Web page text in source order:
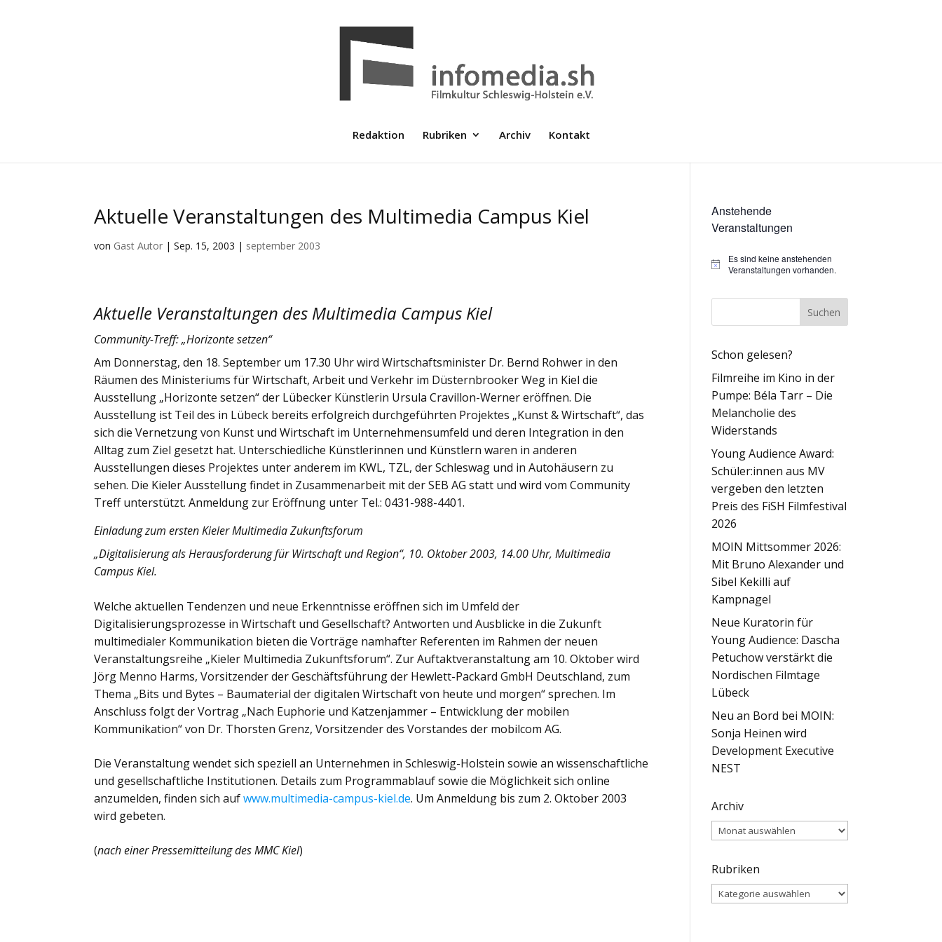
Redaktion Rubriken Archiv Kontakt
Aktuelle Veranstaltungen des Multimedia Campus Kiel
von Gast Autor |Sep. 15, 2003 | september 2003
Aktuelle Veranstaltungen des Multimedia Campus Kiel
Community-Treff: „Horizonte setzen“
Am Donnerstag, den 18. September um 17.30 Uhr wird Wirtschaftsminister Dr. Bernd Rohwer in den
Räumen des Ministeriums für Wirtschaft, Arbeit und Verkehr im Düsternbrooker Weg in Kiel die
Ausstellung „Horizonte setzen“ der Lübecker Künstlerin Ursula Cravillon-Werner eröffnen. Die
Ausstellung ist Teil des in Lübeck bereits erfolgreich durchgeführten Projektes „Kunst & Wirtschaft“, das
sich die Vernetzung von Kunst und Wirtschaft im Unternehmensumfeld und deren Integration in den
Alltag zum Ziel gesetzt hat. Unterschiedliche Künstlerinnen und Künstlern waren in anderen
Ausstellungen dieses Projektes unter anderem im KWL, TZL, der Schleswag und in Autohäusern zu
sehen. Die Kieler Ausstellung findet in Zusammenarbeit mit der SEB AG statt und wird vom Community
Treff unterstützt. Anmeldung zur Eröffnung unter Tel.: 0431-988-4401.
Einladung zum ersten Kieler Multimedia Zukunftsforum
„Digitalisierung als Herausforderung für Wirtschaft und Region“, 10. Oktober 2003, 14.00 Uhr, Multimedia
Campus Kiel.
Welche aktuellen Tendenzen und neue Erkenntnisse eröffnen sich im Umfeld der
Digitalisierungsprozesse in Wirtschaft und Gesellschaft? Antworten und Ausblicke in die Zukunft
multimedialer Kommunikation bieten die Vorträge namhafter Referenten im Rahmen der neuen
Veranstaltungsreihe „Kieler Multimedia Zukunftsforum“. Zur Auftaktveranstaltung am 10. Oktober wird
Jörg Menno Harms, Vorsitzender der Geschäftsführung der Hewlett-Packard GmbH Deutschland, zum
Thema „Bits und Bytes – Baumaterial der digitalen Wirtschaft von heute und morgen“ sprechen. Im
Anschluss folgt der Vortrag „Nach Euphorie und Katzenjammer – Entwicklung der mobilen
Kommunikation“ von Dr. Thorsten Grenz, Vorsitzender des Vorstandes der mobilcom AG.
Die Veranstaltung wendet sich speziell an Unternehmen in Schleswig-Holstein sowie an wissenschaftliche
und gesellschaftliche Institutionen. Details zum Programmablauf sowie die Möglichkeit sich online
anzumelden, finden sich aufwww.multimedia-campus-kiel.de. Um Anmeldung bis zum 2. Oktober 2003
wird gebeten.
(nach einer Pressemitteilung des MMC Kiel)
Anstehende
Veranstaltungen
Hinweis
Es sind keine anstehenden
Veranstaltungen vorhanden.
Schon gelesen?
Filmreihe im Kino in der
Pumpe: Béla Tarr – Die
Melancholie des
Widerstands
Young Audience Award:
Schüler:innen aus MV
vergeben den letzten
Preis des FiSH Filmfestival
2026
MOIN Mittsommer 2026:
Mit Bruno Alexander und
Sibel Kekilli auf
Kampnagel
Neue Kuratorin für
Young Audience: Dascha
Petuchow verstärkt die
Nordischen Filmtage
Lübeck
Neu an Bord bei MOIN:
Sonja Heinen wird
Development Executive
NEST
Archiv
Archiv
Rubriken
Rubriken